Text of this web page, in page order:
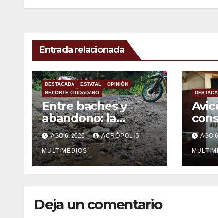
entradas
Entrada relacionada
DESTACADA ESTATAL
OPINIÓN
REPORTE CIUDADANO
Entre baches y
abandono: la
carretera Colipa-
Yecuatla se
convierte en un
riesgo diario
AGO 6, 2026 ACRÓPOLIS
MULTIMEDIOS
AGO
Deja un comentario